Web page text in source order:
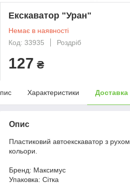
Екскаватор "Уран"
Немає в наявності
Код: 33935
Роздріб
127 ₴
Характеристики Доставка
Опис
Пластиковий автоекскаватор з
кольори.
Бренд: Максимус
Упаковка: Сітка